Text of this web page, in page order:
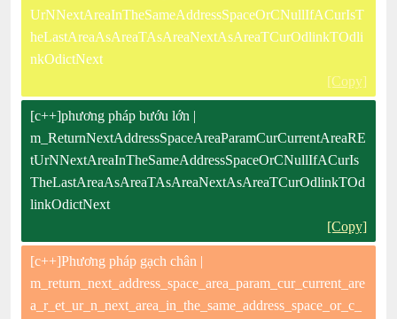
UrNNextAreaInTheSameAddressSpaceOrCNullIfACurIsT
heLastAreaAsAreaTAsAreaNextAsAreaTCurOdlinkTOdli
nkOdictNext
[Copy]
[c++]phương pháp bướu lớn |
m_ReturnNextAddressSpaceAreaParamCurCurrentAreaRE
tUrNNextAreaInTheSameAddressSpaceOrCNullIfACurIs
TheLastAreaAsAreaTAsAreaNextAsAreaTCurOdlinkTOd
linkOdictNext
[Copy]
[c++]Phương pháp gạch chân |
m_return_next_address_space_area_param_cur_current_are
a_r_et_ur_n_next_area_in_the_same_address_space_or_c_